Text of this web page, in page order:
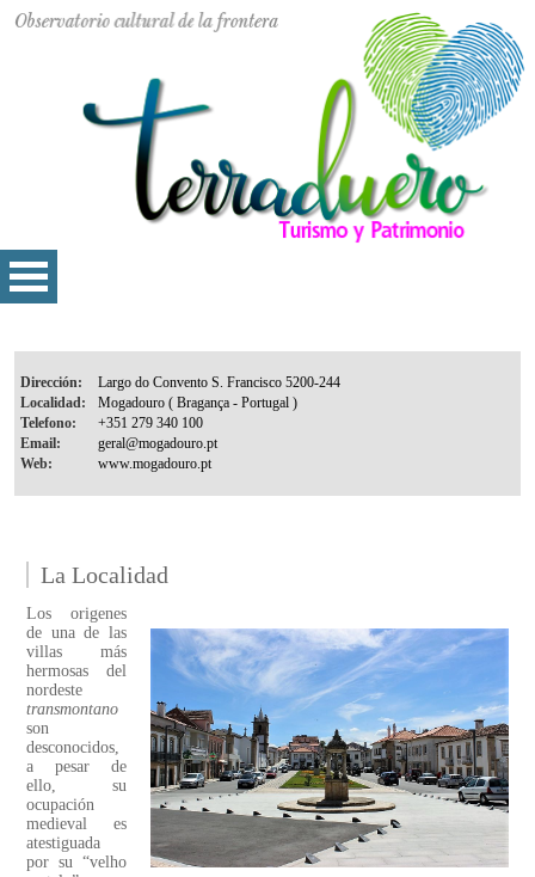
Dirección:
Localidad:
Telefono:
Email:
Web:
La Localidad
Los origenes
de una de las
villas más
hermosas del
nordeste
transmontano
son
desconocidos,
a pesar de
ello, su
ocupación
medieval es
atestiguada
por su “velho